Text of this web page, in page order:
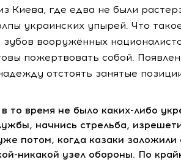
Киева, где едва не были
украинских упырей. Что
зубов вооружённых
пожертвовать собой.
отстоять занятые
то время не было каких-либо
начнись стрельба,
потом, когда казаки
никакой узел обороны. По